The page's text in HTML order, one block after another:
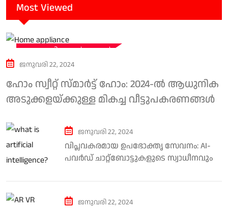
Most Viewed
സാങ്കേതിക വാർത്തകൾ
ജനുവരി 22, 2024
ഹോം സ്വീറ്റ് സ്‌മാർട്ട് ഹോം: 2024-ൽ ആധുനിക
അടുക്കളയ്‌ക്കുള്ള മികച്ച വീട്ടുപകരണങ്ങൾ
ജനുവരി 22, 2024
വിപ്ലവകരമായ ഉപഭോക്തൃ സേവനം: AI-
പവർഡ് ചാറ്റ്ബോട്ടുകളുടെ സ്വാധീനവും
ജനുവരി 22, 2024